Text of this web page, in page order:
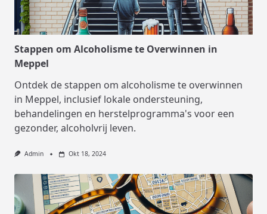
Stappen om Alcoholisme te Overwinnen in
Meppel
Ontdek de stappen om alcoholisme te overwinnen
in Meppel, inclusief lokale ondersteuning,
behandelingen en herstelprogramma's voor een
gezonder, alcoholvrij leven.
Admin Okt 18, 2024